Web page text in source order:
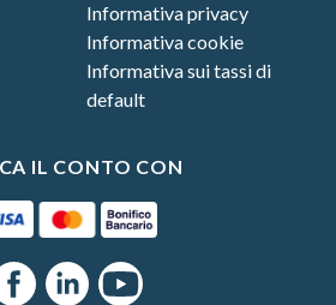
Informativa privacy
Informativa cookie
Informativa sui tassi di
default
IL CONTO CON
FacebookLinkedinYoutube